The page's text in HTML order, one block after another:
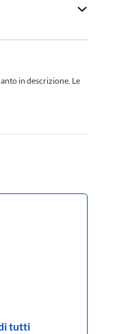
in descrizione. Le
tutti